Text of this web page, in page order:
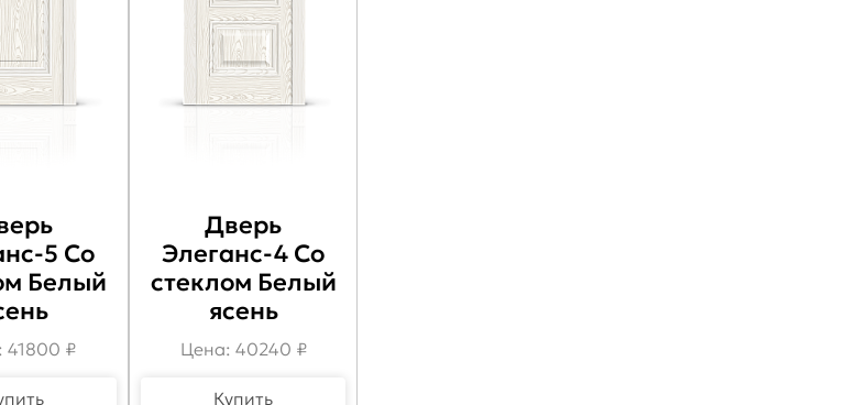
5 Со
Белый
41800 ₽
Дверь
Элеганс-4 Со
стеклом Белый
ясень
Цена: 40240 ₽
Купить